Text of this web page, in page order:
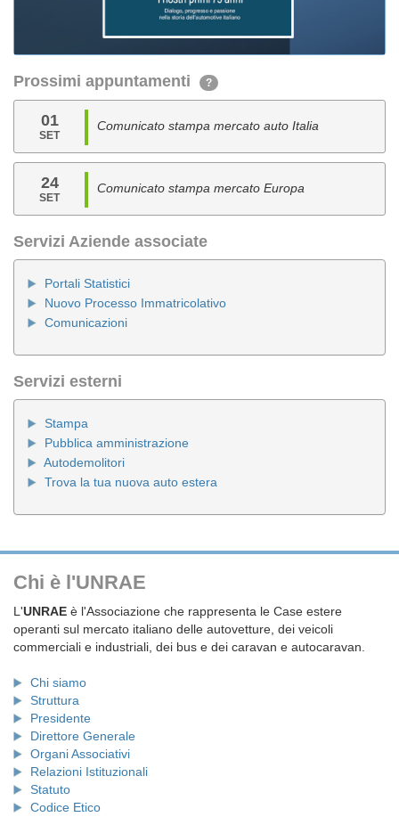
Prossimi appuntamenti ?
01
SET
Comunicato stampa mercato auto Italia
24
SET
Comunicato stampa mercato Europa
Servizi Aziende associate
Portali Statistici
Nuovo Processo Immatricolativo
Comunicazioni
Servizi esterni
Stampa
Pubblica amministrazione
Autodemolitori
Trova la tua nuova auto estera
Chi è l'UNRAE
L'UNRAE è l'Associazione che rappresenta le Case estere
operanti sul mercato italiano delle autovetture, dei veicoli
commerciali e industriali, dei bus e dei caravan e autocaravan.
Chi siamo
Struttura
Presidente
Direttore Generale
Organi Associativi
Relazioni Istituzionali
Statuto
Codice Etico